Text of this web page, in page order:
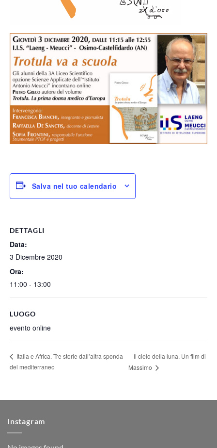
Salva nel tuo calendario
DETTAGLI
Data:
3 Dicembre 2020
Ora:
11:00 - 13:00
LUOGO
evento online
Italia e Africa. Tre storie dall’altra sponda
del mediterraneo
Il cielo della luna. Un film di
Massimo
Instagram